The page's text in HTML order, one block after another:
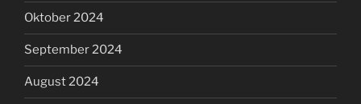
Oktober 2024
September 2024
August 2024